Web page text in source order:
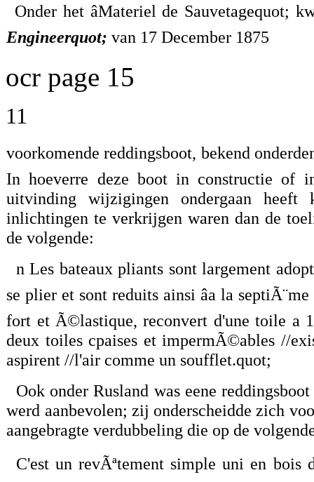
Onder het âMateriel de Sauvetagequot;
Engineerquot; van 17 December 1875
ocr page 15
11
voorkomende reddingsboot, bekend
In hoeverre deze boot in constructie of
uitvinding wijzigingen ondergaan heeft
inlichtingen te verkrijgen waren dan de
de volgende:
n Les bateaux pliants sont largement
se plier et sont reduits ainsi âa la
fort et Ã©lastique, reconvert d'une toile a
deux toiles cpaises et impermÃ©ables //
aspirent //l'air comme un soufflet.quot;
Ook onder Rusland was eene
werd aanbevolen; zij onderscheidde zich
aangebragte verdubbeling die op de
C'est un revÃªtement simple uni en bois